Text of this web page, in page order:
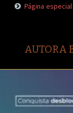
Página especial
AUTORA